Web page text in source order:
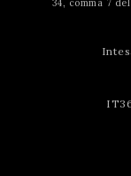
34, comma 7